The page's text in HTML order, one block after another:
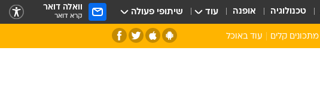
טכנולוגיה אופנה עוד שיתופי פעולה וואלה דואר
קרא דואר
מתכונים קלים עוד באוכל